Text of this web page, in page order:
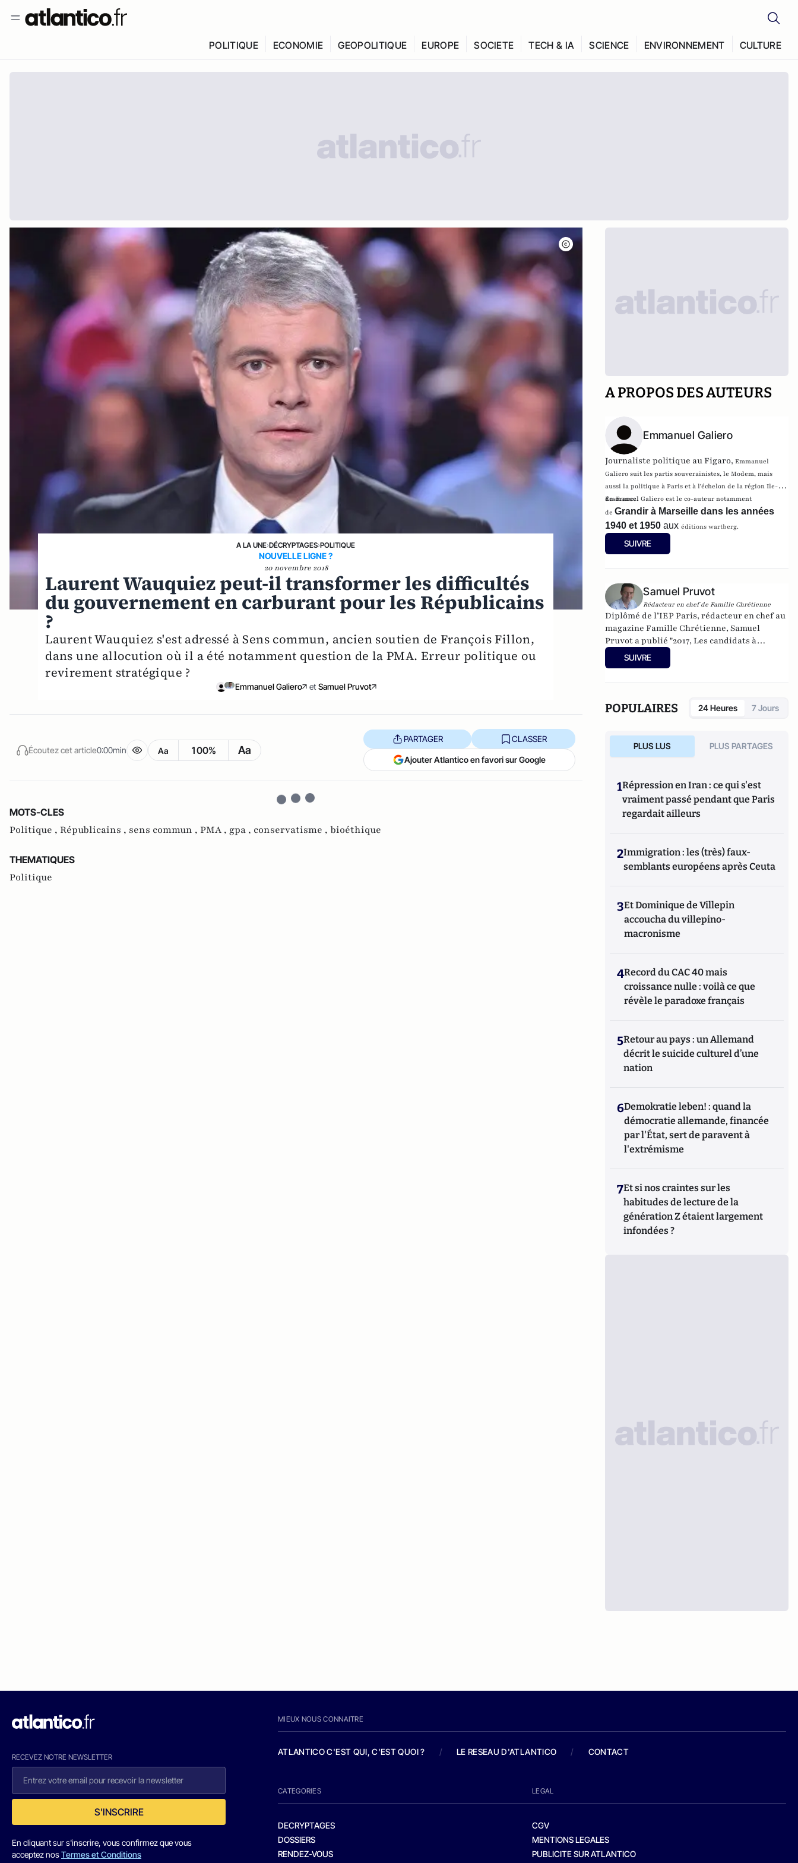
POLITIQUE ECONOMIE GEOPOLITIQUE EUROPE SOCIETE TECH & IA SCIENCE ENVIRONNEMENT CULTURE
A LA UNE›DÉCRYPTAGES›POLITIQUE
NOUVELLE LIGNE ?
20 novembre 2018
Laurent Wauquiez peut-il transformer les difficultés
du gouvernement en carburant pour les Républicains
?
Laurent Wauquiez s'est adressé à Sens commun, ancien soutien de François Fillon,
dans une allocution où il a été notamment question de la PMA. Erreur politique ou
revirement stratégique ?
Emmanuel Galiero et Samuel Pruvot
Écoutez cet article0:00min Aa 100% Aa
PARTAGER CLASSER
Ajouter Atlantico en favori sur Google
MOTS-CLES
Politique , Républicains , sens commun , PMA , gpa , conservatisme , bioéthique
THEMATIQUES
Politique
A PROPOS DES AUTEURS
Emmanuel Galiero
Journaliste politique au Figaro,Emmanuel
Galiero suit les partis souverainistes, le Modem, mais
aussi la politique à Paris et à l'échelon de la région Ile-
de-France.
Emmanuel Galiero est le co-auteur notamment
deGrandir à Marseille dans les années
1940 et 1950 auxéditions wartberg.
SUIVRE
Samuel Pruvot
Rédacteur en chef de Famille Chrétienne
Diplômé de l’IEP Paris, rédacteur en chef au
magazine Famille Chrétienne, Samuel
Pruvot a publié"2017, Les candidats à
confesse", aux éditions du Rocher.
SUIVRE
POPULAIRES 24 Heures 7 Jours
PLUS LUS PLUS PARTAGES
1Répression en Iran : ce qui s'est
vraiment passé pendant que Paris
regardait ailleurs
2Immigration : les (très) faux-
semblants européens après Ceuta
3Et Dominique de Villepin
accoucha du villepino-
macronisme
4Record du CAC 40 mais
croissance nulle : voilà ce que
révèle le paradoxe français
5Retour au pays : un Allemand
décrit le suicide culturel d’une
nation
6Demokratie leben! : quand la
démocratie allemande, financée
par l'État, sert de paravent à
l'extrémisme
7Et si nos craintes sur les
habitudes de lecture de la
génération Z étaient largement
infondées ?
RECEVEZ NOTRE NEWSLETTER
S'INSCRIRE
En cliquant sur s'inscrire, vous confirmez que vous
acceptez nosTermes et Conditions
MIEUX NOUS CONNAITRE
ATLANTICO C'EST QUI, C'EST QUOI ? / LE RESEAU D'ATLANTICO / CONTACT
CATEGORIES
DECRYPTAGES
DOSSIERS
RENDEZ-VOUS
LEGAL
CGV
MENTIONS LEGALES
PUBLICITE SUR ATLANTICO